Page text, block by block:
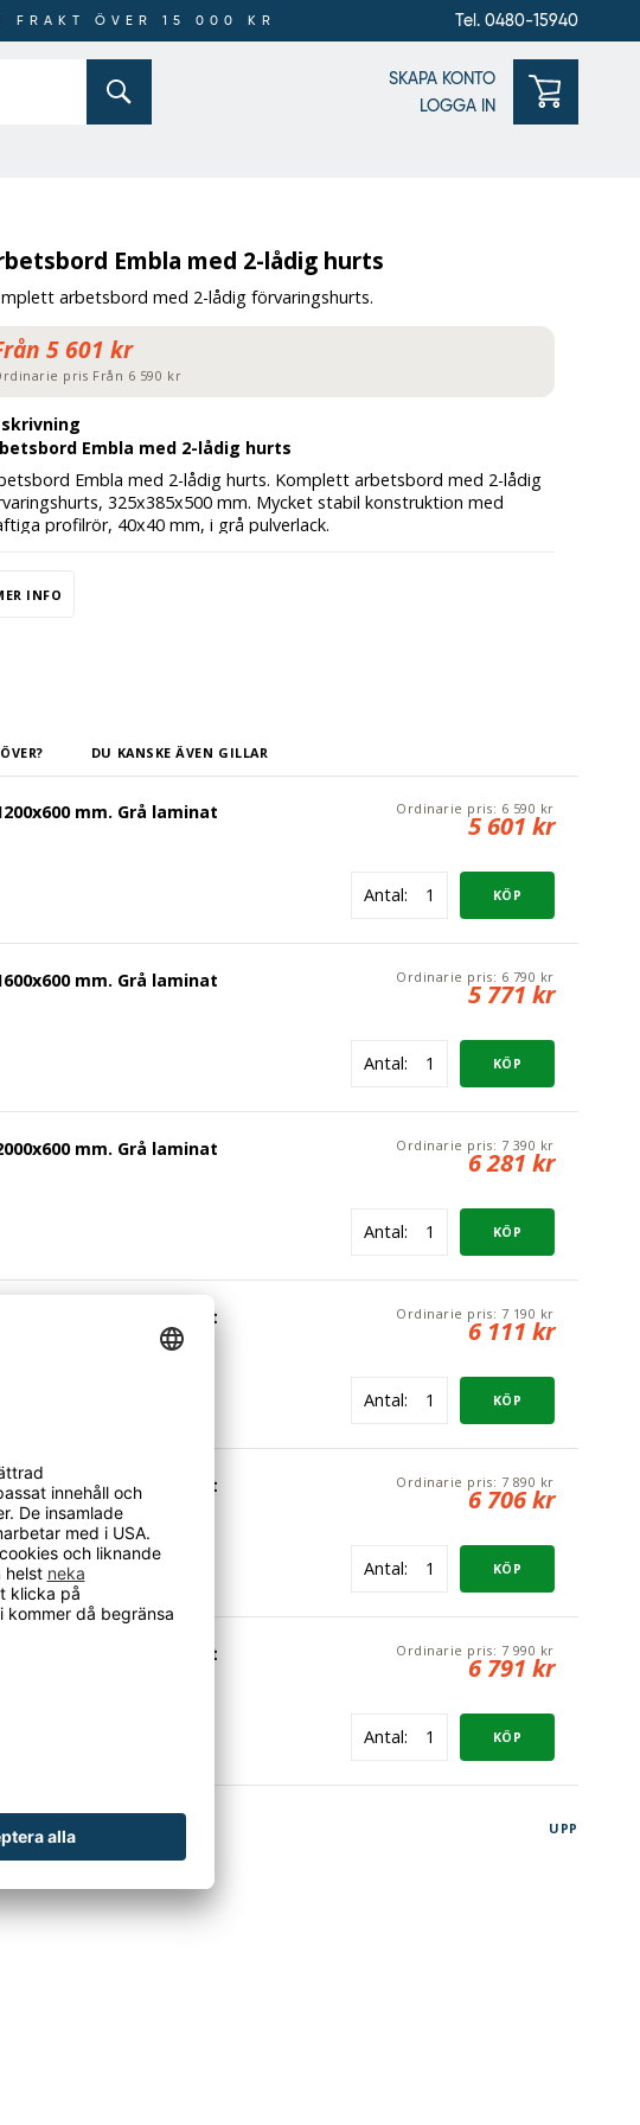
FRAKT ÖVER 15 000 KR Tel. 0480-15940
SKAPA KONTO
LOGGA IN
Embla med 2-lådig hurts
arbetsbord med 2-lådig förvaringshurts.
pris Från 6 590 kr
5 601 kr
Embla med 2-lådig hurts
Embla med 2-lådig hurts. Komplett arbetsbord med 2-lådig
325x385x500 mm. Mycket stabil konstruktion med
profilrör, 40x40 mm, i grå pulverlack.
INFO
DU KANSKE ÄVEN GILLAR
mm. Grå laminat
Ordinarie pris: 6 590 kr
5 601 kr
Antal:
mm. Grå laminat
Ordinarie pris: 6 790 kr
5 771 kr
Antal:
mm. Grå laminat
Ordinarie pris: 7 390 kr
6 281 kr
Antal:
mm. Grå laminat
Ordinarie pris: 7 190 kr
6 111 kr
Antal:
mm. Grå laminat
Ordinarie pris: 7 890 kr
6 706 kr
Antal:
mm. Grå laminat
Ordinarie pris: 7 990 kr
6 791 kr
Antal:
UPP